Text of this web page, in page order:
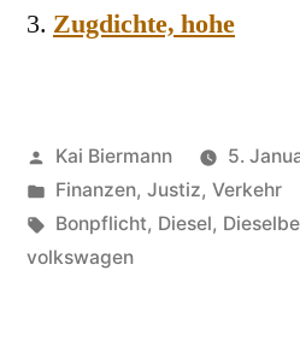
Zugdichte, hohe
Veröffentlicht
von
Kai Biermann
5.
Veröffentlicht
in
Finanzen, Justiz, Verkehr
Schlagwörter:
Bonpflicht, Diesel,
volkswagen